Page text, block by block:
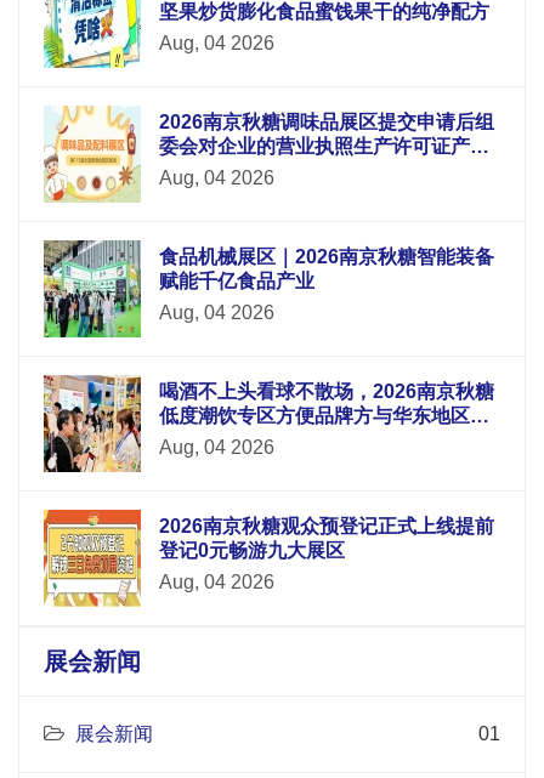
坚果炒货膨化食品蜜饯果干的纯净配方
Aug, 04 2026
2026南京秋糖调味品展区提交申请后组
委会对企业的营业执照生产许可证产品
检测报告等材料进行审核
Aug, 04 2026
食品机械展区｜2026南京秋糖智能装备
赋能千亿食品产业
Aug, 04 2026
喝酒不上头看球不散场，2026南京秋糖
低度潮饮专区方便品牌方与华东地区酒
吧连锁便利店电商平台采购商面对面洽
Aug, 04 2026
2026南京秋糖观众预登记正式上线提前
登记0元畅游九大展区
Aug, 04 2026
展会新闻
展会新闻 01